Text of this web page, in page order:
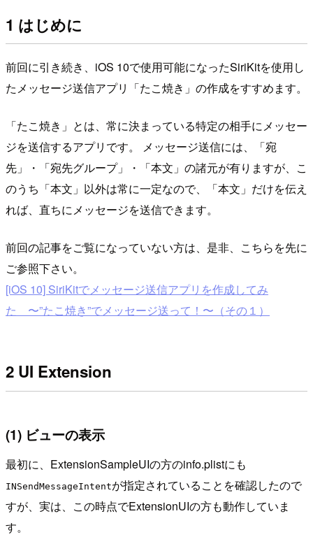
1 はじめに
前回に引き続き、iOS 10で使用可能になったSiriKitを使用し
たメッセージ送信アプリ「たこ焼き」の作成をすすめます。
「たこ焼き」とは、常に決まっている特定の相手にメッセー
ジを送信するアプリです。 メッセージ送信には、「宛
先」・「宛先グループ」・「本文」の諸元が有りますが、こ
のうち「本文」以外は常に一定なので、「本文」だけを伝え
れば、直ちにメッセージを送信できます。
前回の記事をご覧になっていない方は、是非、こちらを先に
ご参照下さい。
[iOS 10] SiriKitでメッセージ送信アプリを作成してみ
た 〜”たこ焼き”でメッセージ送って！〜（その１）
2 UI Extension
(1) ビューの表示
最初に、ExtensionSampleUIの方のinfo.plistにも
INSendMessageIntentが指定されていることを確認したので
すが、実は、この時点でExtensionUIの方も動作していま
す。